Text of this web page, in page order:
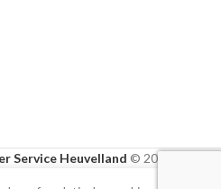
Service Heuvelland © 2020